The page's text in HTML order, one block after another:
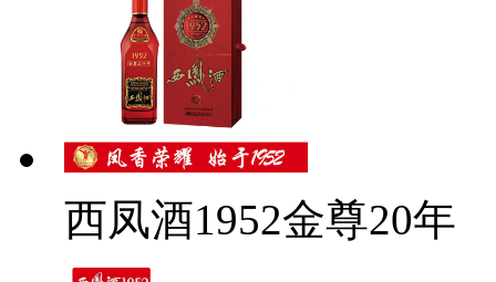
西凤酒1952金尊20年